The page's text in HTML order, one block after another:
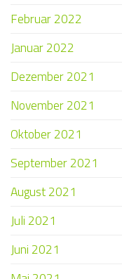
Februar 2022
Januar 2022
Dezember 2021
November 2021
Oktober 2021
September 2021
August 2021
Juli 2021
Juni 2021